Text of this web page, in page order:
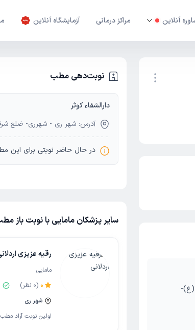
آنلاین مراکز درمانی آزمایشگاه آنلاین
نوبت‌دهی مطب
دارالشفاء کوثر
آدرس: شهر ری - شهرری- ضلع
در حال حاضر نوبتی برای این
سایر پزشکان مامایی با نوبت باز
رقیه عزیزی
مامایی
0
(
0 نظر)
شهر ری
اولین نوبت آزاد
(ع)-